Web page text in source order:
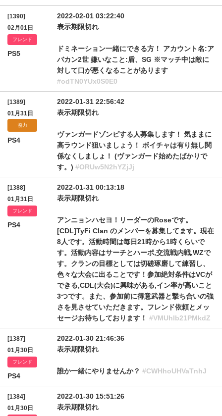
[1390]
02月01日
フレンド
PS5
2022-02-01 03:22:40
表示期限切れ
ドミネーション一緒にできる方！ アカウント名:ア
バカン2世 嫌いなこと:盾、SG ※マッチ中は敵に
対して口が悪くなることがあります
#odTN0YUx0S0E0
[1389]
01月31日
協力
PS4
2022-01-31 22:56:42
表示期限切れ
ヴァンガードゾンビする人募集します！ 気ままに
高ラウンド狙いましょう！ ボイチャは有り無し関
係なくしましょ！ (ヴァンガード始めたばかりで
す。) #ORUw5N2hYZjJj
[1388]
01月31日
フレンド
PS4
2022-01-31 00:13:18
表示期限切れ
アンニョンハセヨ！リーダーのRoseです。
[CDL]TyFi Clan のメンバーを募集してます。現在
8人です。活動時間は毎日21時から1時くらいで
す。活動内容はサーチとハーポ,交流戦内戦,WZで
す。クランの目標としては切磋琢磨して練習し、
色々な大会に出ることです！参加絶対条件はVCが
できる,CDL(大会)に興味がある,イン率が高いこと
3つです。また、参加前に得意武器と撃ち合いの強
さを見させていただきます。フレンド依頼とメッ
セージお待ちしております！ #VMUhIb21PMkdZ
[1387]
01月30日
フレンド
PS4
2022-01-30 21:46:36
表示期限切れ
誰か一緒にやりませんか？ #CWHhoUHVaTnhJ
[1384]
01月30日
2022-01-30 15:51:26
表示期限切れ